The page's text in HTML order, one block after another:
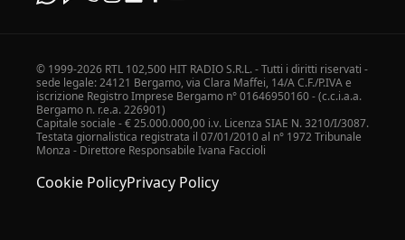
© 1999-2026 RTL 102,500 HIT RADIO S.R.L. - Tutti i diritti riservati -
sede legale: 24121 Bergamo, via Clara Maffei, 14/A C.F./P.IVA e
iscrizione Registro Imprese Bergamo n° 01646950160 - (c.c.i.a.a.
Bergamo n. r.e.a. 226901)
Capitale sociale - € 25.000.000,00 i.v. Licenza SIAE N. 3210/I/3087.
Testata giornalistica registrata il 07/01/2010 al n° 1972 Tribunale
Monza - Direttore Responsabile Ivana Faccioli
Cookie PolicyPrivacy Policy